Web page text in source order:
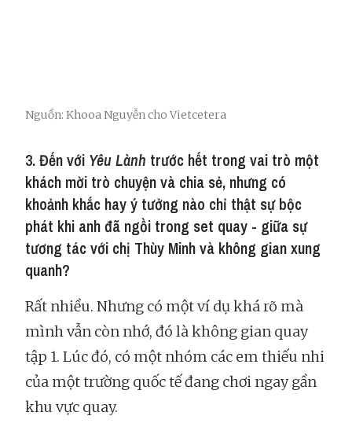
Nguồn: Khooa Nguyễn cho Vietcetera
3. Đến với Yêu Lành trước hết trong vai trò một
khách mời trò chuyện và chia sẻ, nhưng có
khoảnh khắc hay ý tưởng nào chỉ thật sự bộc
phát khi anh đã ngồi trong set quay - giữa sự
tương tác với chị Thùy Minh và không gian xung
quanh?
Rất nhiều. Nhưng có một ví dụ khá rõ mà
mình vẫn còn nhớ, đó là không gian quay
tập 1. Lúc đó, có một nhóm các em thiếu nhi
của một trường quốc tế đang chơi ngay gần
khu vực quay.